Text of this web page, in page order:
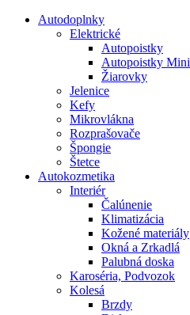
Autodoplnky
Elektrické
Autopoistky
Autopoistky Mini
Žiarovky
Jelenice
Kefy
Mikrovlákna
Rozprašovače
Špongie
Štetce
Autokozmetika
Interiér
Čalúnenie
Klimatizácia
Kožené materiály
Okná a Zrkadlá
Palubná doska
Karoséria, Podvozok
Kolesá
Brzdy